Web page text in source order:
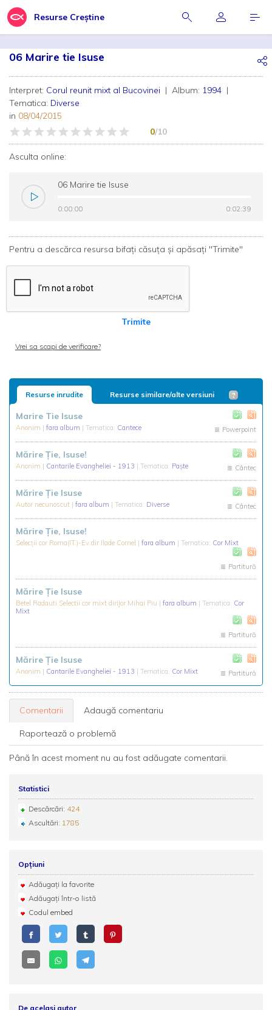
Resurse Creștine
06 Marire tie Isuse
Interpret: Corul reunit mixt al Bucovinei | Album: 1994 |
Tematica: Diverse
in 08/04/2015
0/10
Asculta online:
06 Marire tie Isuse
0:00:00 0:02:39
0:00:00 0:02:39
Pentru a descărca resursa bifați căsuța și apăsați "Trimite"
Trimite
Vrei sa scapi de verificare?
Resurse inrudite Resurse similare/alte versiuni
Marire Tie Isuse
Anonim | fara album | Tematica: Cantece Powerpoint
Mărire Ţie, Isuse!
Anonim | Cantarile Evangheliei - 1913 | Tematica: Paște Cântec
Mărire Ţie Isuse
Autor necunoscut | fara album | Tematica: Diverse Cântec
Mărire Ţie, Isuse!
Selecții cor Roma(IT.)-Ev.dir.Ilade Cornel | fara album | Tematica: Cor Mixt
Partitură
Mărire Ție Isuse
Betel Radauti Selectii cor mixt dirijor Mihai Piu | fara album | Tematica: Cor
Mixt
Partitură
Mărire Ție Isuse
Anonim | Cantarile Evangheliei - 1913 | Tematica: Cor Mixt Partitură
Comentarii Adaugă comentariu
Raportează o problemă
Până în acest moment nu au fost adăugate comentarii.
Statistici
Descărcări: 424
Ascultări: 1785
Opțiuni
Adăugați la favorite
Adăugați într-o listă
Codul embed
De același autor